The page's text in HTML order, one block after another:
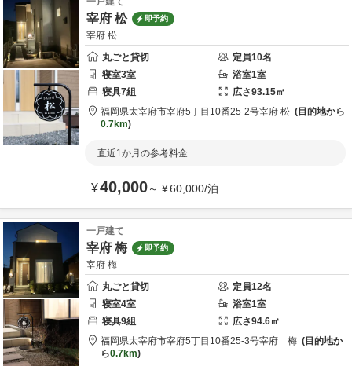
宰府 松 即予約
宰府 松
丸ごと貸切
定員10名
寝室3室 浴室1室
寝具7組 広さ93.15㎡
福岡県太宰府市宰府5丁目10番25-2号宰府 松
目的地から
0.7km
直近1か月の参考料金
¥40,000～ ¥60,000/泊
一戸建て
宰府 梅 即予約
宰府 梅
丸ごと貸切
定員12名
寝室4室 浴室1室
寝具9組 広さ94.6㎡
福岡県太宰府市宰府5丁目10番25-3号宰府 梅
目的地か
ら0.7km